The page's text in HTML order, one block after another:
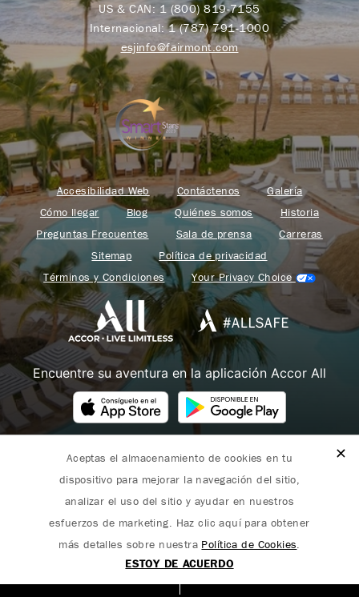
US & CAN: 1 (800) 819-7155
Internacional:1 (787) 791-1000
esjinfo@fairmont.com
Accesibilidad Web Contáctenos
Galería
Cómo llegar
Blog Quiénes somos
Historia
Preguntas Frecuentes
Sala de prensa
Carreras
Sitemap
Política de privacidad
Términos y Condiciones
Your Privacy Choice
Encuentre su aventura en la aplicación Accor All
Fairmont forma parte de Accor.
Copyright 2026. Todos los derechos reservados.
Aceptas el almacenamiento de cookies en tu
dispositivo para mejorar la navegación del sitio,
analizar el uso del sitio y ayudar en nuestros
esfuerzos de marketing. Haz clic aquí para obtener
más detalles sobre nuestra Política de Cookies.
ESTOY DE ACUERDO
English(Inglés) Español